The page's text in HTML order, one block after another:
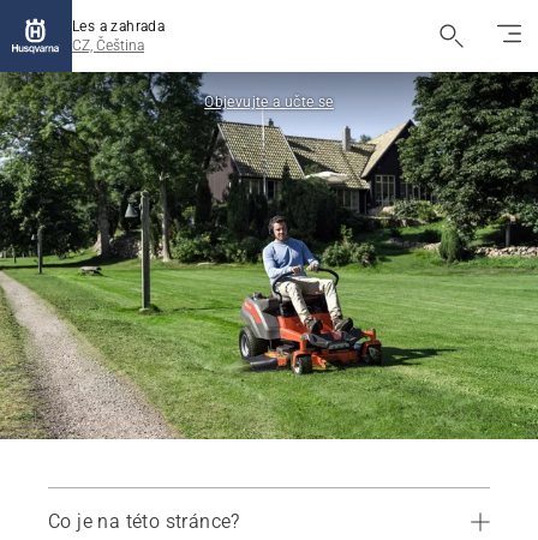
Les a zahrada
CZ, Čeština
Objevujte a učte se
Co je na této stránce?